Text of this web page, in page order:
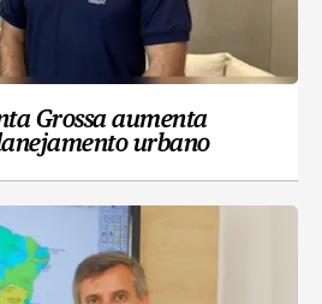
Grossa aumenta
urbano